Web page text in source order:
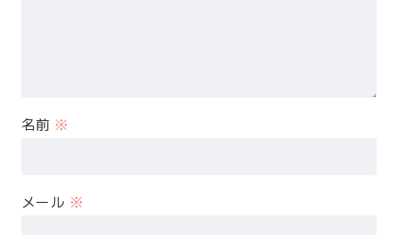
名前 ※
メール ※